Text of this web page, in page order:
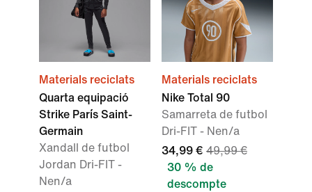
Materials reciclats
Quarta equipació
Strike París Saint-
Germain
Xandall de futbol
Jordan Dri-FIT -
Nen/a
Materials reciclats
Nike Total 90
Samarreta de futbol
Dri-FIT - Nen/a
34,99 € 49,99 €
30 % de
descompte